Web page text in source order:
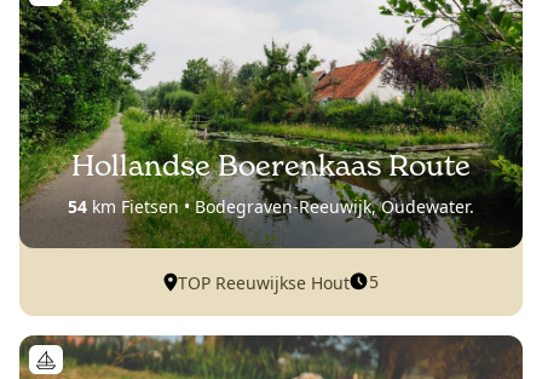
Hollandse Boerenkaas Route
54km Fietsen • Bodegraven-Reeuwijk, Oudewater.
TOP Reeuwijkse Hout 5